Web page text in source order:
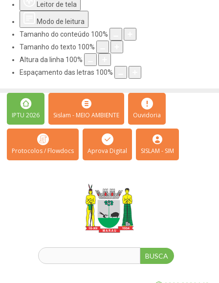
Leitor de tela
Modo de leitura
Tamanho do conteúdo 100%
Tamanho do texto 100%
Altura da linha 100%
Espaçamento das letras 100%
IPTU 2026 Sislam - MEIO AMBIENTE Ouvidoria
Protocolos / Flowdocs Aprova Digital SISLAM - SIM